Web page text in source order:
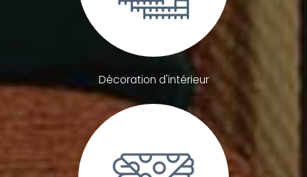
Décoration d'intérieur